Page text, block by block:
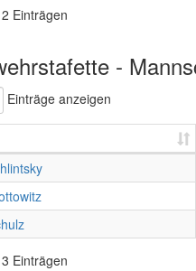
Einträgen
-
Einträge anzeigen
Einträgen